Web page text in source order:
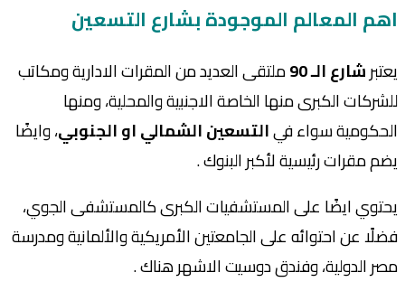
اهم المعالم الموجودة بشارع التسعين
يعتبرشارع الـ 90
ملتقى العديد من المقرات الادارية ومكاتب
للشركات الكبرى منها الخاصة الاجنبية والمحلية، ومنها
الحكومية سواء فيالتسعين الشمالي او الجنوبي، وايضًا
يضم مقرات رئيسية لأكبر البنوك .
يحتوي ايضًا على المستشفيات الكبرى كالمستشفى الجوي،
فضلًا عن احتوائه على الجامعتين الأمريكية والألمانية ومدرسة
مصر الدولية، وفندق دوسيت الاشهر هناك .